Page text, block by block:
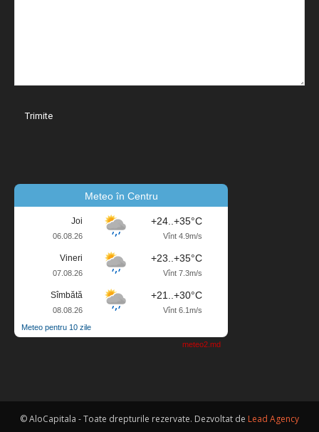
Meteo în Centru
Joi
06.08.26
+24..+35°C
Vînt 4.9m/s
Vineri
07.08.26
+23..+35°C
Vînt 7.3m/s
Sîmbătă
08.08.26
+21..+30°C
Vînt 6.1m/s
Meteo pentru 10 zile
meteo2.md
© AloCapitala - Toate drepturile rezervate. Dezvoltat de Lead Agency